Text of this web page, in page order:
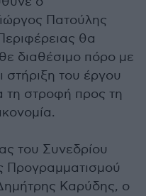
Πατούλης
θα
διαθέσιμο πόρο με
στήριξη του έργου
τη στροφή προς τη
του Συνεδρίου
Προγραμματισμού
Καρύδης, ο